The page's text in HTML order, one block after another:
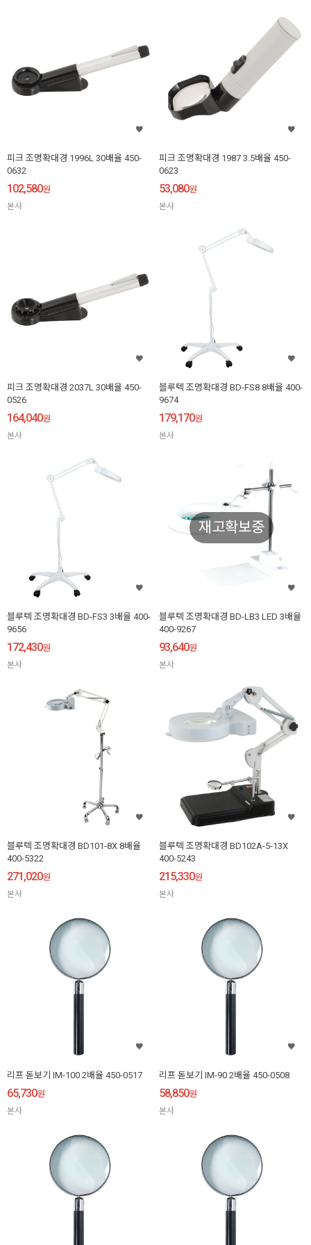
피크 조명확대경 1996L 30배율 450-
0632
102,580원
본사
피크 조명확대경 1987 3.5배율 450-
0623
53,080원
본사
피크 조명확대경 2037L 30배율 450-
0526
164,040원
본사
블루텍 조명확대경 BD-FS8 8배율 400-
9674
179,170원
본사
블루텍 조명확대경 BD-FS3 3배율 400-
9656
172,430원
본사
재고확보중
블루텍 조명확대경 BD-LB3 LED 3배율
400-9267
93,640원
본사
블루텍 조명확대경 BD101-8X 8배율
400-5322
271,020원
본사
블루텍 조명확대경 BD102A-5-13X
400-5243
215,330원
본사
리프 돋보기 IM-100 2배율 450-0517
65,730원
본사
리프 돋보기 IM-90 2배율 450-0508
58,850원
본사